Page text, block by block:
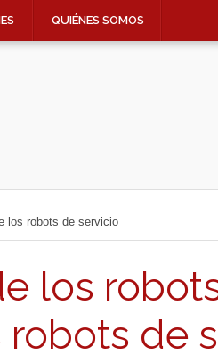
QUIÉNES SOMOS
los robots de servicio
los
de